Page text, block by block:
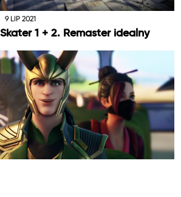
9 LIP 2021
1 + 2. Remaster idealny